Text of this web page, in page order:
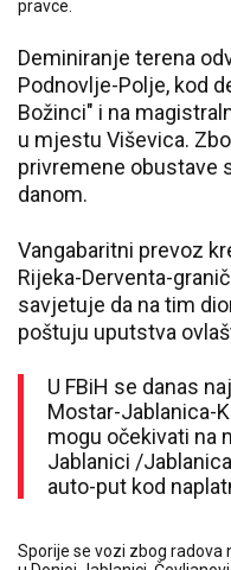
pravce.
Deminiranje terena
Podnovlje-Polje, kod
Božinci" i na
u mjestu Viševica.
privremene obustave
danom.
Vangabaritni prevoz
Rijeka-Derventa-
savjetuje da na tim
poštuju uputstva
U FBiH se danas
Mostar-Jablanica-
mogu očekivati na
Jablanici /
auto-put kod
Sporije se vozi zbog